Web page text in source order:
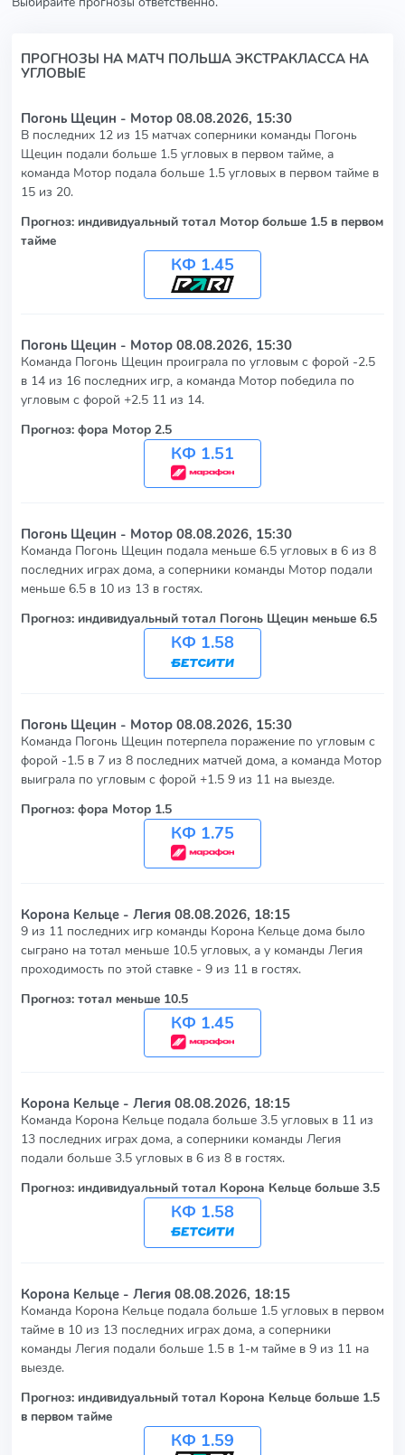
ПРОГНОЗЫ НА МАТЧ ПОЛЬША ЭКСТРАКЛАССА НА
УГЛОВЫЕ
Погонь Щецин - Мотор 08.08.2026, 15:30
В последних 12 из 15 матчах соперники команды Погонь
Щецин подали больше 1.5 угловых в первом тайме, а
команда Мотор подала больше 1.5 угловых в первом тайме в
15 из 20.
Прогноз: индивидуальный тотал Мотор больше 1.5 в первом
тайме
КФ 1.45
Погонь Щецин - Мотор 08.08.2026, 15:30
Команда Погонь Щецин проиграла по угловым с форой -2.5
в 14 из 16 последних игр, а команда Мотор победила по
угловым с форой +2.5 11 из 14.
Прогноз: фора Мотор 2.5
КФ 1.51
Погонь Щецин - Мотор 08.08.2026, 15:30
Команда Погонь Щецин подала меньше 6.5 угловых в 6 из 8
последних играх дома, а соперники команды Мотор подали
меньше 6.5 в 10 из 13 в гостях.
Прогноз: индивидуальный тотал Погонь Щецин меньше 6.5
КФ 1.58
Погонь Щецин - Мотор 08.08.2026, 15:30
Команда Погонь Щецин потерпела поражение по угловым с
форой -1.5 в 7 из 8 последних матчей дома, а команда Мотор
выиграла по угловым с форой +1.5 9 из 11 на выезде.
Прогноз: фора Мотор 1.5
КФ 1.75
Корона Кельце - Легия 08.08.2026, 18:15
9 из 11 последних игр команды Корона Кельце дома было
сыграно на тотал меньше 10.5 угловых, а у команды Легия
проходимость по этой ставке - 9 из 11 в гостях.
Прогноз: тотал меньше 10.5
КФ 1.45
Корона Кельце - Легия 08.08.2026, 18:15
Команда Корона Кельце подала больше 3.5 угловых в 11 из
13 последних играх дома, а соперники команды Легия
подали больше 3.5 угловых в 6 из 8 в гостях.
Прогноз: индивидуальный тотал Корона Кельце больше 3.5
КФ 1.58
Корона Кельце - Легия 08.08.2026, 18:15
Команда Корона Кельце подала больше 1.5 угловых в первом
тайме в 10 из 13 последних играх дома, а соперники
команды Легия подали больше 1.5 в 1-м тайме в 9 из 11 на
выезде.
Прогноз: индивидуальный тотал Корона Кельце больше 1.5
в первом тайме
КФ 1.59